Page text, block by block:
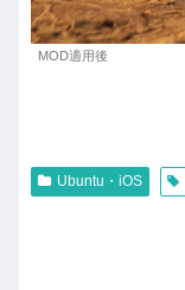
MOD適用後
Ubuntu・iOS